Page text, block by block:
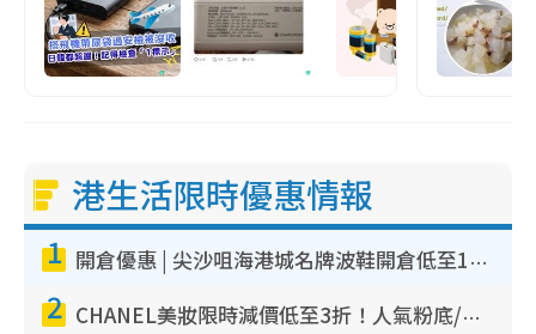
港生活限時優惠情報
1 開倉優惠 | 尖沙咀海港城名牌波鞋開倉低至1折！On鞋$899起／Joy&Peace鞋履$98起
2 CHANEL美妝限時減價低至3折！人氣粉底/唇膏/精華液低至$275！COCO香水都有平